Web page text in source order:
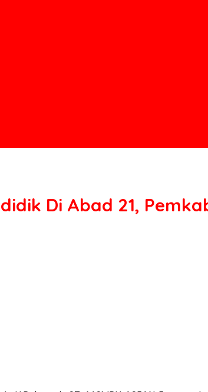
Di Abad 21,